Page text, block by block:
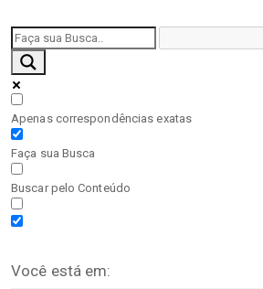
Apenas correspondências exatas
Faça sua Busca
Buscar pelo Conteúdo
Você está em: